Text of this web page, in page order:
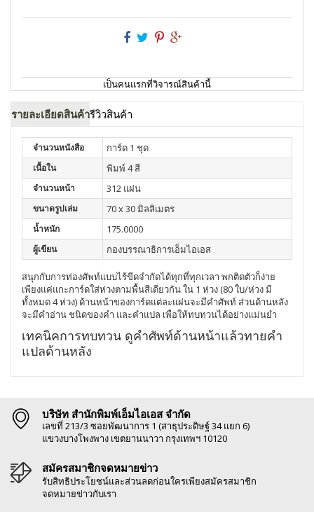
เป็นคนแรกที่วิจารณ์สินค้านี้
รายละเอียดสินค้ารีวิวสินค้า
จำนวนหนังสือ การ์ด 1 ชุด
เนื้อใน พิมพ์ 4 สี
จำนวนหน้า 312 แผ่น
ขนาดรูปเล่ม 70 x 30 มิลลิเมตร
น้ำหนัก 175.0000
ผู้เขียน กองบรรณาธิการเอ็มไอเอส
สนุกกับการท่องศัพท์แบบไร้ขีดจำกัดได้ทุกที่ทุกเวลา พกติดตัวก็ง่าย
เพียงแค่แกะการ์ดใส่ห่วงตามพื้นสีเดียวกัน ใน 1 ห่วง (80 ใบ/ห่วง มี
ทั้งหมด 4 ห่วง) ด้านหน้าของการ์ดแต่ละแผ่นจะมีคำศัพท์ ส่วนด้านหลัง
จะมีคำอ่าน ชนิดของคำ และคำแปล เพื่อให้ทบทวนได้อย่างแม่นยำ
เทคนิคการทบทวน ดูคำศัพท์ด้านหน้าแล้วทายคำ
แปลด้านหลัง
บริษัท สำนักพิมพ์เอ็มไอเอส จำกัด
เลขที่ 213/3 ซอยพัฒนาการ 1 (สาธุประดิษฐ์ 34 แยก 6)
แขวงบางโพงพาง เขตยานนาวา กรุงเทพฯ 10120
สมัครสมาชิกจดหมายข่าว
รับสิทธิประโยชน์และส่วนลดก่อนใครเพียงสมัครสมาชิก
จดหมายข่าวกับเรา